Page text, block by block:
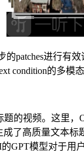
patches进行
condition的多模
的视频。这里
了高质量文本
GPT模型对于